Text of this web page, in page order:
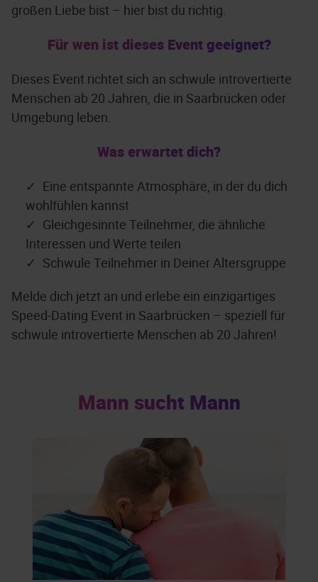
großen Liebe bist – hier bist du richtig.
Für wen ist dieses Event geeignet?
Dieses Event richtet sich an schwule introvertierte
Menschen ab 20 Jahren, die in Saarbrücken oder
Umgebung leben.
Was erwartet dich?
Eine entspannte Atmosphäre, in der du dich
wohlfühlen kannst
Gleichgesinnte Teilnehmer, die ähnliche
Interessen und Werte teilen
Schwule Teilnehmer in Deiner Altersgruppe
Melde dich jetzt an und erlebe ein einzigartiges
Speed-Dating Event in Saarbrücken – speziell für
schwule introvertierte Menschen ab 20 Jahren!
Mann sucht Mann